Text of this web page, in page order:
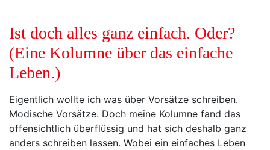
Ist doch alles ganz einfach. Oder?
(Eine Kolumne über das einfache
Leben.)
Eigentlich wollte ich was über Vorsätze schreiben.
Modische Vorsätze. Doch meine Kolumne fand das
offensichtlich überflüssig und hat sich deshalb ganz
anders schreiben lassen. Wobei ein einfaches Leben